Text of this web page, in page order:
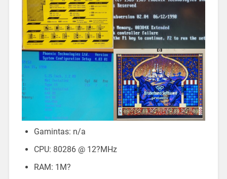
Gamintas: n/a
CPU: 80286 @ 12?MHz
RAM: 1M?